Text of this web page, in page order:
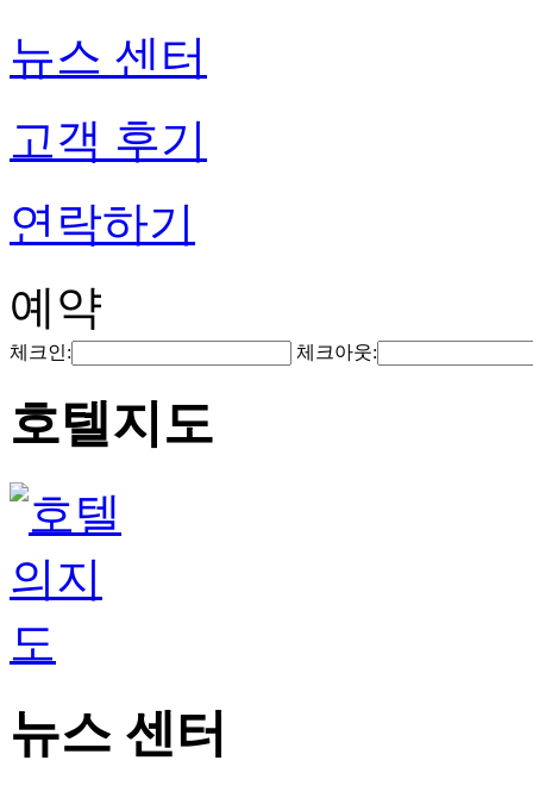
뉴스 센터
고객 후기
연락하기
예약
체크인: 체크아웃:
호텔지도
뉴스 센터